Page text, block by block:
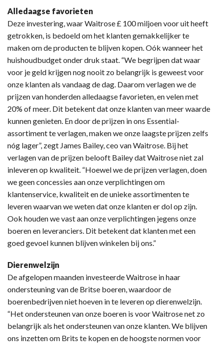
Alledaagse favorieten
Deze investering, waar Waitrose £ 100 miljoen voor uit heeft
getrokken, is bedoeld om het klanten gemakkelijker te
maken om de producten te blijven kopen. Oók wanneer het
huishoudbudget onder druk staat. “We begrijpen dat waar
voor je geld krijgen nog nooit zo belangrijk is geweest voor
onze klanten als vandaag de dag. Daarom verlagen we de
prijzen van honderden alledaagse favorieten, en velen met
20% of meer. Dit betekent dat onze klanten van meer waarde
kunnen genieten. En door de prijzen in ons Essential-
assortiment te verlagen, maken we onze laagste prijzen zelfs
nóg lager”, zegt James Bailey, ceo van Waitrose. Bij het
verlagen van de prijzen belooft Bailey dat Waitrose niet zal
inleveren op kwaliteit. “Hoewel we de prijzen verlagen, doen
we geen concessies aan onze verplichtingen om
klantenservice, kwaliteit en de unieke assortimenten te
leveren waarvan we weten dat onze klanten er dol op zijn.
Ook houden we vast aan onze verplichtingen jegens onze
boeren en leveranciers. Dit betekent dat klanten met een
goed gevoel kunnen blijven winkelen bij ons.”
Dierenwelzijn
De afgelopen maanden investeerde Waitrose in haar
ondersteuning van de Britse boeren, waardoor de
boerenbedrijven niet hoeven in te leveren op dierenwelzijn.
“Het ondersteunen van onze boeren is voor Waitrose net zo
belangrijk als het ondersteunen van onze klanten. We blijven
ons inzetten om Brits te kopen en de hoogste normen voor